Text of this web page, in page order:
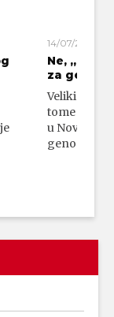
14/07/2026
Ne,
za
Veliki broj
tome da su
u Novom
genocidni